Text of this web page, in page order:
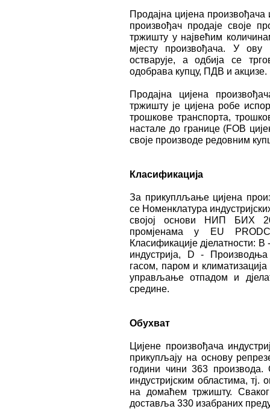
Продајна цијена произвођача
произвођач продаје своје
тржишту у највећим
мјесту произвођача. У ову
остварује, а одбија се
одобрава купцу, ПДВ и акцизе.
Продајна цијена
тржишту је цијена робе
трошкове транспорта,
настале до границе (FOB
своје производе редовним
Класификација
За прикуплљање цијена
се Номенклатура
својој основи НИП БИХ
промјенама у EU
Класификације дјелатности:
индустрија, D -
гасом, паром и
управљање отпадом и
средине.
Обухват
Цијене произвођача
прикупљају на основу
години чини 363 производa.
индустријским областима, тј.
на домаћем тржишту.
доставља 330 изабраних